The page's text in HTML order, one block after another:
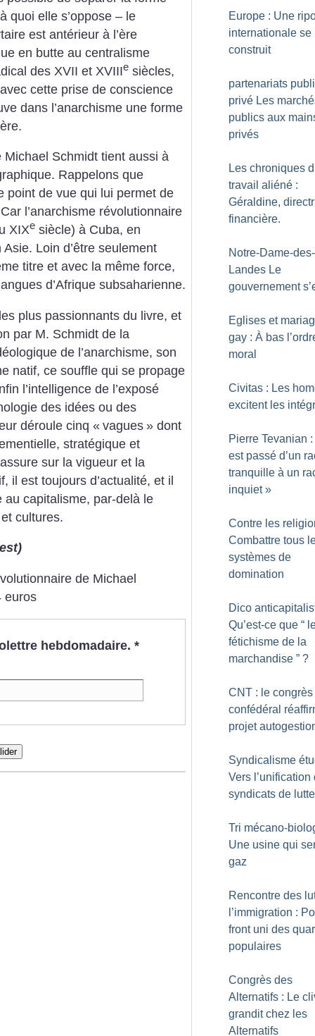
quoi elle s’oppose – le
est antérieur à l’ère
en butte au centralisme
des XVII et XVIIIe siècles,
cette prise de conscience
dans l’anarchisme une forme
Schmidt tient aussi à
Rappelons que
point de vue qui lui permet de
l’anarchisme révolutionnaire
XIXe siècle) à Cuba, en
Loin d’être seulement
titre et avec la même force,
d’Afrique subsaharienne.
plus passionnants du livre, et
par M. Schmidt de la
de l’anarchisme, son
natif, ce souffle qui se propage
l’intelligence de l’exposé
des idées ou des
déroule cinq « vagues » dont
stratégique et
sur la vigueur et la
il est toujours d’actualité, et il
capitalisme, par-delà le
cultures.
de Michael
euros
hebdomadaire. *
Europe : Une
internationale se
construit
partenariats
privé Les
publics aux
privés
Les chroniques
travail aliéné :
Géraldine,
financière.
Notre-Dame-des-
Landes Le
gouvernement
Eglises et
gay : À bas
moral
Civitas : Les
excitent les
Pierre Tevanian :
est passé d’un
tranquille à un
inquiet »
Contre les
Combattre tous
systèmes de
domination
Dico
Qu’est-ce que “
fétichisme de la
marchandise ” ?
CNT : le congrès
confédéral
projet
Syndicalisme
Vers l’unification
syndicats de lutte
Tri mécano-
Une usine qui
gaz
Rencontre des
l’immigration :
front uni des
populaires
Congrès des
Alternatifs : Le
grandit chez les
Alternatifs